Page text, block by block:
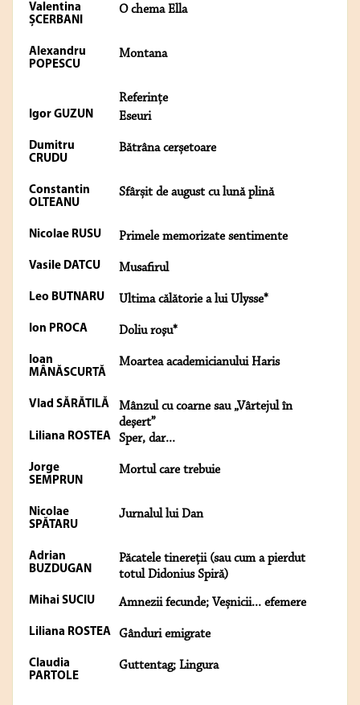
Valentina
ȘCERBANI
O chema Ella
Alexandru
POPESCU
Montana
Referințe
Igor GUZUN Eseuri
Dumitru
CRUDU
Bătrâna cerșetoare
Constantin
OLTEANU
Sfârșit de august cu lună plină
Nicolae RUSU Primele memorizate sentimente
Vasile DATCU Musafirul
Leo BUTNARU Ultima călătorie a lui Ulysse*
Ion PROCA Doliu roşu*
Ioan
MÂNĂSCURTĂ
Moartea academicianului Haris
Vlad SĂRĂTILĂ
Mânzul cu coarne sau „Vârtejul în
deşert”
Liliana ROSTEA Sper, dar...
Jorge
SEMPRUN
Mortul care trebuie
Nicolae
SPĂTARU
Jurnalul lui Dan
Adrian
BUZDUGAN
Păcatele tinereții (sau cum a pierdut
totul Didonius Spiră)
Mihai SUCIU Amnezii fecunde; Veșnicii... efemere
Liliana ROSTEA Gânduri emigrate
Claudia
PARTOLE
Guttentag; Lingura